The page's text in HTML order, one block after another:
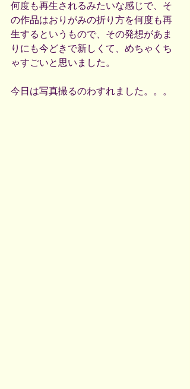
何度も再生されるみたいな感じで、そ
の作品はおりがみの折り方を何度も再
生するというもので、その発想があま
りにも今どきで新しくて、めちゃくち
ゃすごいと思いました。
今日は写真撮るのわすれました。。。